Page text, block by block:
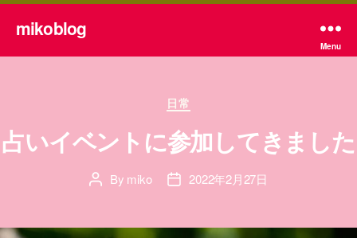
mikoblog
Menu
Categories
日常
占いイベントに参加してきました
PostBy miko
Post2022年2月27日